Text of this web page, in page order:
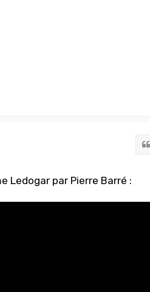
Ledogar par Pierre Barré :